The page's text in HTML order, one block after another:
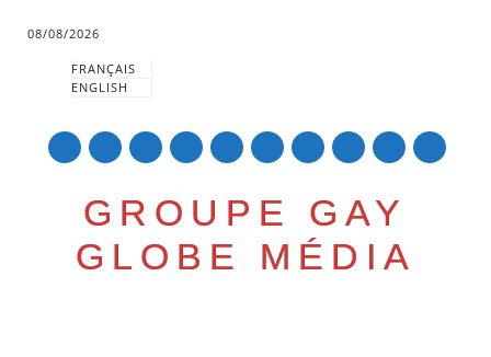
08/08/2026
FRANÇAIS
ENGLISH
GROUPE GAY
GLOBE MÉDIA